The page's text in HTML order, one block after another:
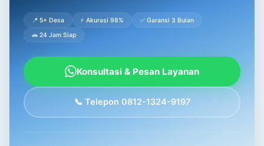
📍 5+ Desa ⚡ Akurasi 98%
✅ Garansi 3 Bulan
🚗 24 Jam Siap
Konsultasi & Pesan Layanan
📞 Telepon 0812-1324-9197